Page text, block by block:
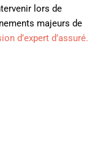
lors de
majeurs de
d’expert d’assuré.